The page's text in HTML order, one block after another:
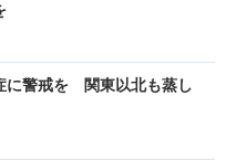
に警戒を 関東以北も蒸し